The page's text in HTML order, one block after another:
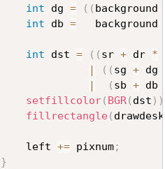
int dg = ( ( background
int db =
   background
int dst = ( ( sr + dr *
|
( ( sg + dg
|
( sb + db
setfillcolor( BGR( dst ) )
fillrectangle(
					left
+= pixnum;
}